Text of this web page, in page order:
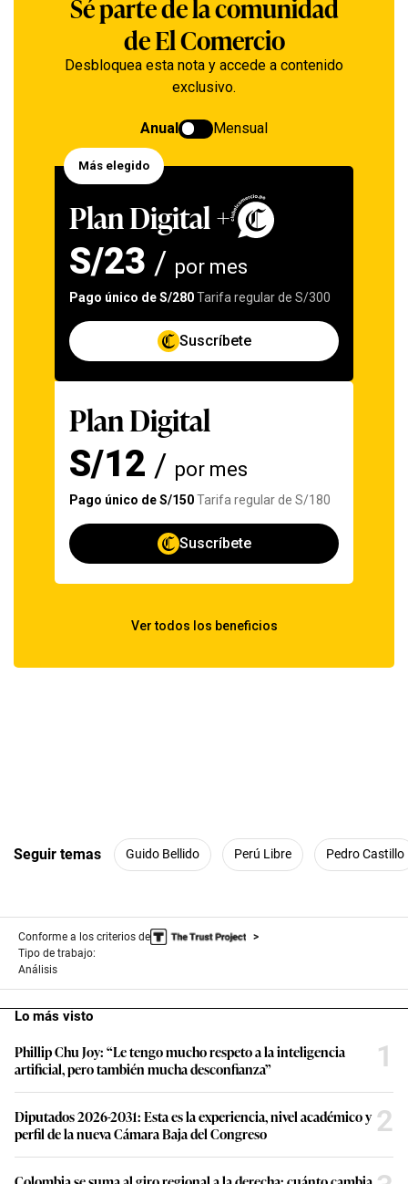
Seguir temas Guido Bellido Perú Libre Pedro Castillo
Conforme a los criterios de
Tipo de trabajo:
Análisis
Lo más visto
Phillip Chu Joy: “Le tengo mucho respeto a la inteligencia
artificial, pero también mucha desconfianza”
1
Diputados 2026-2031: Esta es la experiencia, nivel académico y
perfil de la nueva Cámara Baja del Congreso
2